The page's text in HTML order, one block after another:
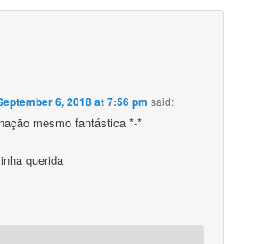
6, 2018 at 7:56 pm said:
mesmo fantástica *-*
querida